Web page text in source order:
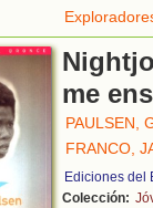
me
PAULSEN,
FRANCO,
Ediciones del
Colección: